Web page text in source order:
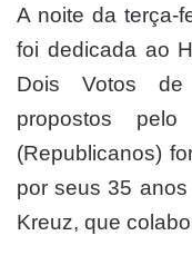
A noite da terça-
foi dedicada ao
Dois Votos de
propostos
(Republicanos)
por seus 35
Kreuz, que